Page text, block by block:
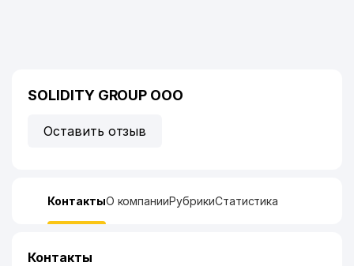
SOLIDITY GROUP ООО
Оставить отзыв
КонтактыО компанииРубрикиСтатистика
Контакты